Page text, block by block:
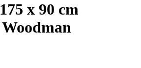
x 90 cm